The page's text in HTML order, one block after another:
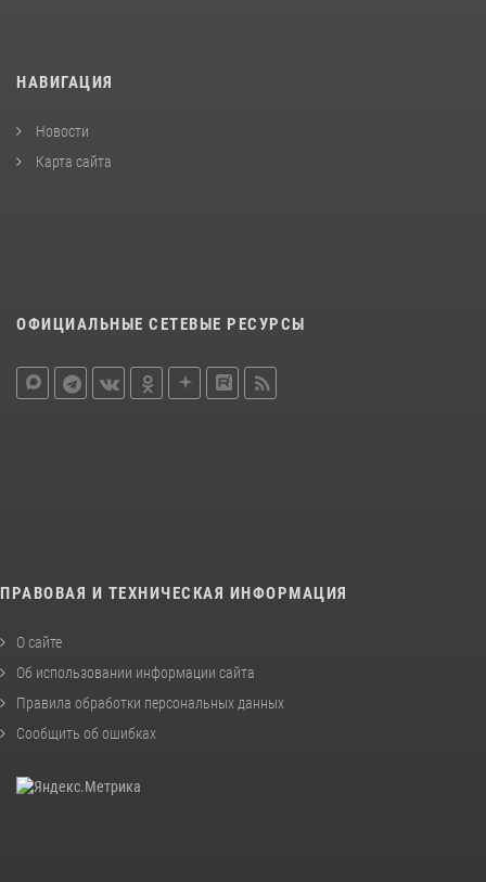
НАВИГАЦИЯ
Новости
Карта сайта
ОФИЦИАЛЬНЫЕ СЕТЕВЫЕ РЕСУРСЫ
ПРАВОВАЯ И ТЕХНИЧЕСКАЯ ИНФОРМАЦИЯ
О сайте
Об использовании информации сайта
Правила обработки персональных данных
Сообщить об ошибках